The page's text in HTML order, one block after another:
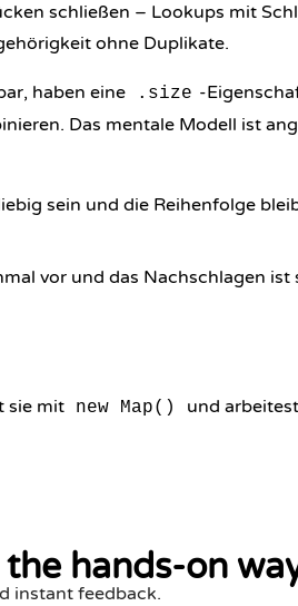
schließen – Lookups mit
ohne Duplikate.
haben eine .size -
Das mentale Modell ist
sein und die Reihenfolge
vor und das Nachschlagen ist
sie mit new Map()
und
hands-on
instant feedback.